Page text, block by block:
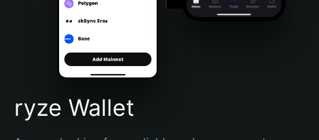
Português (Brasil)
Español (Argentina)
ryze Wallet